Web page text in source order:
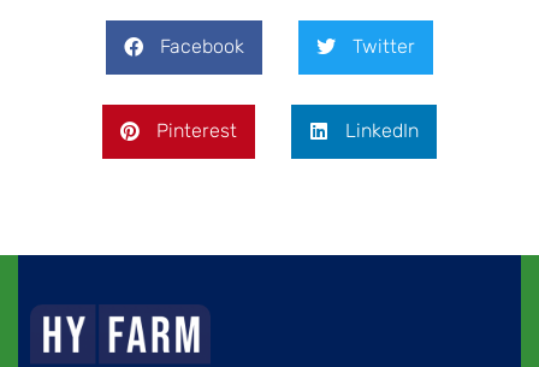
Facebook Twitter
Pinterest LinkedIn